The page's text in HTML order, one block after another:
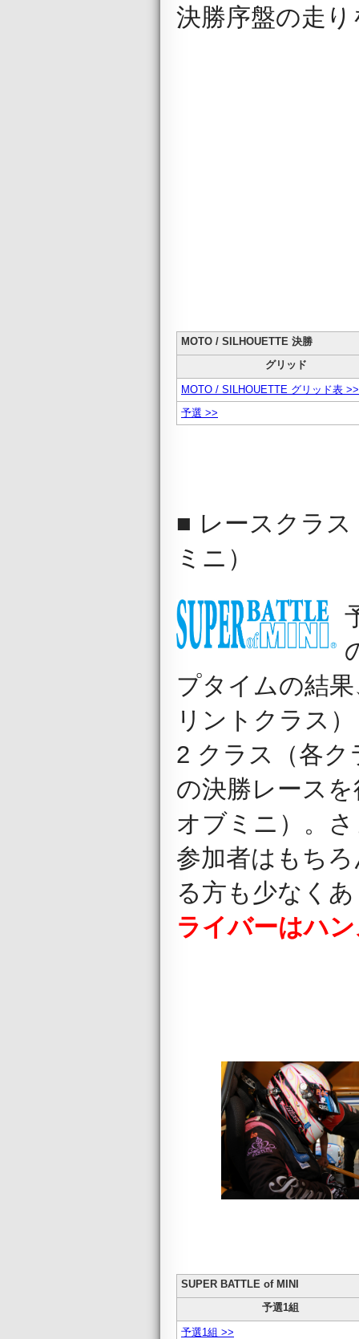
決勝序盤の走
MOTO / SILHOUETTE 決勝
グリッド
MOTO / SILHOUETTE グリッド表 >>
予選 >>
■ レースクラス
ミニ）
プタイムの結
リントクラス
2 クラス（各
の決勝レース
オブミニ）。
参加者はもち
る方も少なく
ライバーはハ
SUPER BATTLE of MINI
予選1組
予選1組 >>